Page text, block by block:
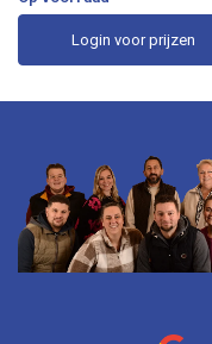
Login voor prijzen